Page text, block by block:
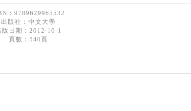
：9789629965532
出版社： 中文大學
版日期：2012-10-1
頁數：540頁